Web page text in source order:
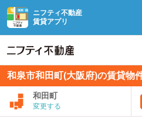
ニフティ不動産
賃貸アプリ
和泉市和田町(大阪府)の賃貸物
和田町
変更する